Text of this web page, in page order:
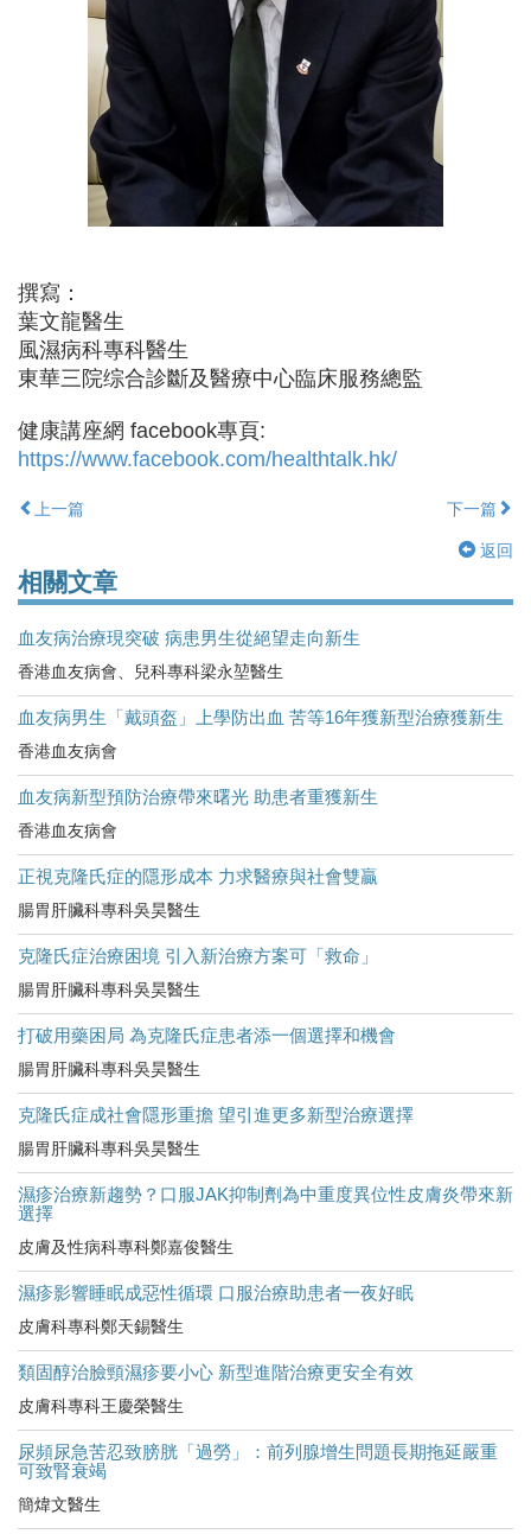
撰寫：
葉文龍醫生
風濕病科專科醫生
東華三院综合診斷及醫療中心臨床服務總監
健康講座網 facebook專頁:
https://www.facebook.com/healthtalk.hk/
上一篇 下一篇
返回
相關文章
血友病治療現突破 病患男生從絕望走向新生
香港血友病會、兒科專科梁永堃醫生
血友病男生「戴頭盔」上學防出血 苦等16年獲新型治療獲新生
香港血友病會
血友病新型預防治療帶來曙光 助患者重獲新生
香港血友病會
正視克隆氏症的隱形成本 力求醫療與社會雙贏
腸胃肝臟科專科吳昊醫生
克隆氏症治療困境 引入新治療方案可「救命」
腸胃肝臟科專科吳昊醫生
打破用藥困局 為克隆氏症患者添一個選擇和機會
腸胃肝臟科專科吳昊醫生
克隆氏症成社會隱形重擔 望引進更多新型治療選擇
腸胃肝臟科專科吳昊醫生
濕疹治療新趨勢？口服JAK抑制劑為中重度異位性皮膚炎帶來新
選擇
皮膚及性病科專科鄭嘉俊醫生
濕疹影響睡眠成惡性循環 口服治療助患者一夜好眠
皮膚科專科鄭天錫醫生
類固醇治臉頸濕疹要小心 新型進階治療更安全有效
皮膚科專科王慶榮醫生
尿頻尿急苦忍致膀胱「過勞」：前列腺增生問題長期拖延嚴重
可致腎衰竭
簡煒文醫生